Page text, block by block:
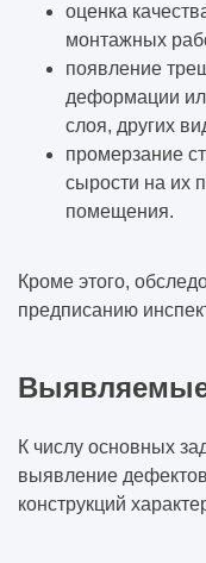
оценка
монтажных
появление
деформации
слоя, других
промерзание
сырости на их
помещения.
Кроме этого,
предписанию
К числу основных
выявление
конструкций